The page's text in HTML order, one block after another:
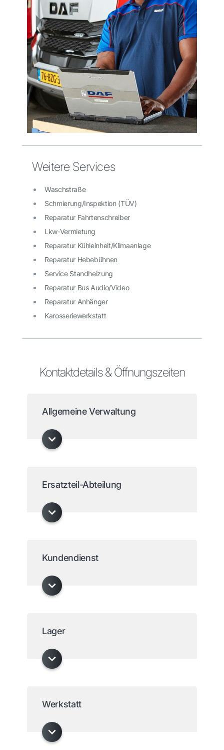
Weitere Services
Waschstraße
Schmierung/Inspektion (TÜV)
Reparatur Fahrtenschreiber
Lkw-Vermietung
Reparatur Kühleinheit/Klimaanlage
Reparatur Hebebühnen
Service Standheizung
Reparatur Bus Audio/Video
Reparatur Anhänger
Karosseriewerkstatt
Kontaktdetails & Öffnungszeiten
Allgemeine Verwaltung
Ersatzteil-Abteilung
Kundendienst
Lager
Werkstatt